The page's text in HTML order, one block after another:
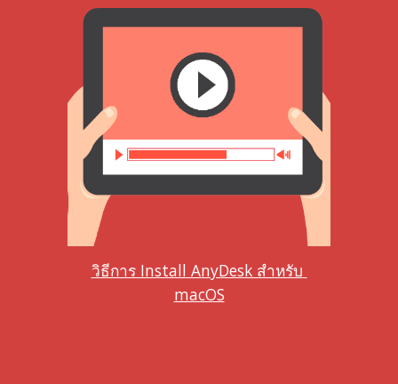
วิธีการ Install AnyDesk สำหรับ
macOS